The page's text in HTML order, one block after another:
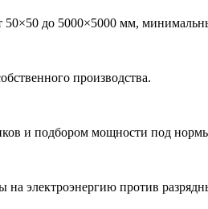
до 5000×5000 мм,
производства.
и подбором мощности под
на электроэнергию против